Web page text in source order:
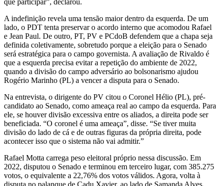
A indefinição revela uma tensão maior dentro da esquerda. De um
lado, o PDT tenta preservar o acordo interno que acomodou Rafael
e Jean Paul. De outro, PT, PV e PCdoB defendem que a chapa seja
definida coletivamente, sobretudo porque a eleição para o Senado
será estratégica para o campo governista. A avaliação de Rivaldo é
que a esquerda precisa evitar a repetição do ambiente de 2022,
quando a divisão do campo adversário ao bolsonarismo ajudou
Rogério Marinho (PL) a vencer a disputa para o Senado.
Na entrevista, o dirigente do PV citou o Coronel Hélio (PL), pré-
candidato ao Senado, como ameaça real ao campo da esquerda. Para
ele, se houver divisão excessiva entre os aliados, a direita pode ser
beneficiada. “O coronel é uma ameaça”, disse. “Se tiver muita
divisão do lado de cá e de outras figuras da própria direita, pode
acontecer isso que o sistema não vai admitir.”
Rafael Motta carrega peso eleitoral próprio nessa discussão. Em
2022, disputou o Senado e terminou em terceiro lugar, com 385.275
votos, o equivalente a 22,76% dos votos válidos. Agora, volta à
disputa no palanque de Cadu Xavier, ao lado de Samanda Alves,